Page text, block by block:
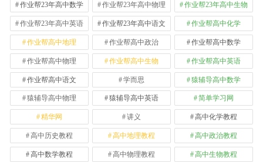
作业帮23年高中数学 作业帮23年高中物理 作业帮23年高中生物
作业帮23年高中英语 作业帮23年高中语文 作业帮高中化学
作业帮高中地理 作业帮高中政治 作业帮高中数学
作业帮高中物理 作业帮高中生物 作业帮高中英语
作业帮高中语文 学而思 猿辅导高中数学
猿辅导高中物理 猿辅导高中英语 简单学习网
精华网 讲义 高中化学教程
高中历史教程 高中地理教程 高中政治教程
高中数学教程 高中物理教程 高中生物教程